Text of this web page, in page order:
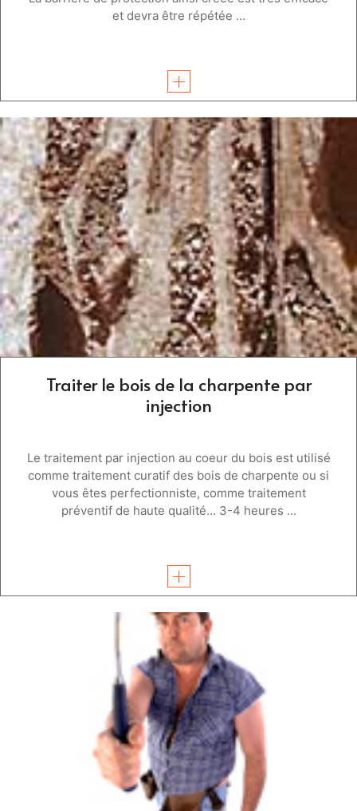
et devra être répétée ...
Traiter le bois de la charpente par
injection
Le traitement par injection au coeur du bois est utilisé
comme traitement curatif des bois de charpente ou si
vous êtes perfectionniste, comme traitement
préventif de haute qualité… 3-4 heures ...